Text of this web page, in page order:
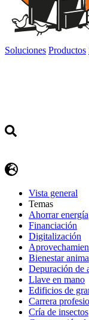
Soluciones Productos
Vista general
Temas
Ahorrar energía
Financiación
Digitalización
Bienestar
Depuración de
Llave en mano
Edificios de
Carrera
Cría de insectos